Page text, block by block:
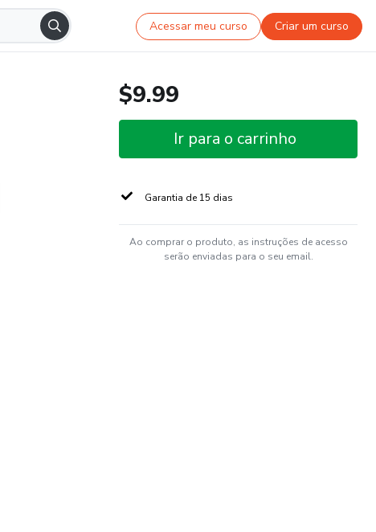
Acessar meu curso Criar um curso
$9.99
Ir para o carrinho
Garantia de 15 dias
Ao comprar o produto, as instruções de acesso
serão enviadas para o seu email.